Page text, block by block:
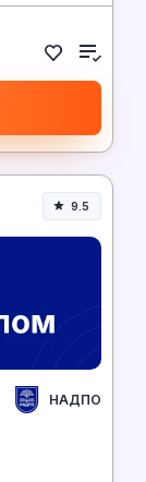
9.5
НАДПО